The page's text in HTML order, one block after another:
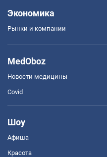
Экономика
Рынки и компании
MedOboz
Новости медицины
Covid
Шоу
Афиша
Красота